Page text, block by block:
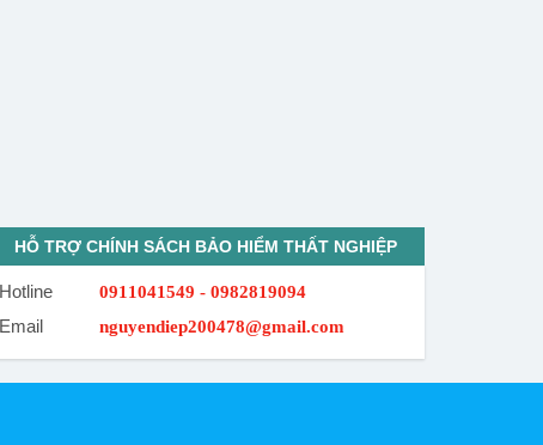
HỖ TRỢ CHÍNH SÁCH BẢO HIỂM THẤT NGHIỆP
Hotline 0911041549 - 0982819094
Email nguyendiep200478@gmail.com